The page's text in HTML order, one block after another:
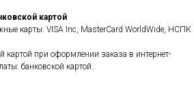
картой
карты: VISA Inc, MasterCard WorldWide, НСПК
картой при оформлении заказа в интернет-
банковской картой.